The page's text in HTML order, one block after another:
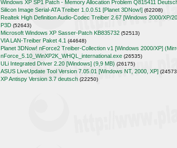
Windows XP SP1 Patch - Memory Allocation Problem Q815411
Silicon Image Serial-ATA Treiber 1.0.0.51 [Planet 3DNow!] (62208)
Realtek High Definition Audio-Codec Treiber 2.67 [Windows 2000/XP/
P3D (52643)
Microsoft Windows XP Sasser-Patch KB835732 (52513)
VIA LAN-Treiber Paket 4.1 (44648)
Planet 3DNow! nForce2 Treiber-Collection v1 [Windows 2000/XP]
nForce_5.10_WinXP2K_WHQL_international.exe (26535)
ULi Integrated Driver 2.20 [Windows] (9,9 MB) (26175)
ASUS LiveUpdate Tool Version 7.05.01 [Windows NT, 2000, XP]
XP Antispy Version 3.7 deutsch (22250)